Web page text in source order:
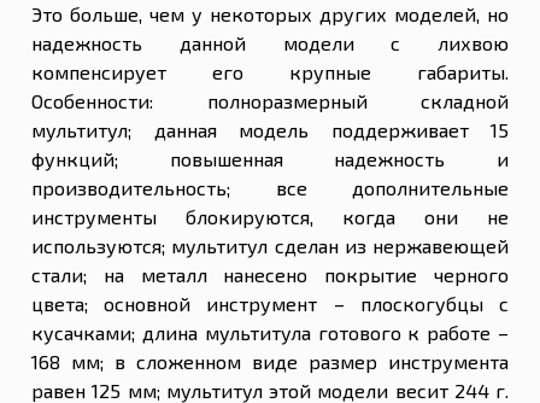
Это больше, чем у некоторых других моделей, но
надежность данной модели с лихвою
компенсирует его крупные габариты.
Особенности: полноразмерный складной
мультитул; данная модель поддерживает 15
функций; повышенная надежность и
производительность; все дополнительные
инструменты блокируются, когда они не
используются; мультитул сделан из нержавеющей
стали; на металл нанесено покрытие черного
цвета; основной инструмент – плоскогубцы с
кусачками; длина мультитула готового к работе –
168 мм; в сложенном виде размер инструмента
равен 125 мм; мультитул этой модели весит 244 г.